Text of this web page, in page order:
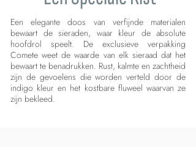
Een elegante doos van verfijnde materialen
bewaart de sieraden, waar kleur de absolute
hoofdrol speelt. De exclusieve verpakking
Comete weet de waarde van elk sieraad dat het
bewaart te benadrukken. Rust, kalmte en zachtheid
zijn de gevoelens die worden verteld door de
indigo kleur en het kostbare fluweel waarvan ze
zijn bekleed.